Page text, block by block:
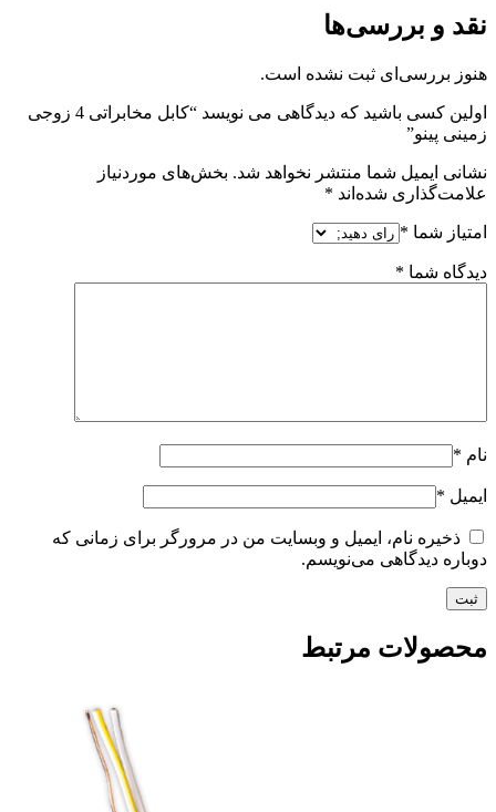
نقد و بررسی‌ها
هنوز بررسی‌ای ثبت نشده است.
اولین کسی باشید که دیدگاهی می نویسد “کابل مخابراتی 4 زوجی
زمینی پینو”
نشانی ایمیل شما منتشر نخواهد شد. بخش‌های موردنیاز
علامت‌گذاری شده‌اند *
امتیاز شما *
دیدگاه شما *
نام *
ایمیل *
ذخیره نام، ایمیل و وبسایت من در مرورگر برای زمانی که
دوباره دیدگاهی می‌نویسم.
محصولات مرتبط